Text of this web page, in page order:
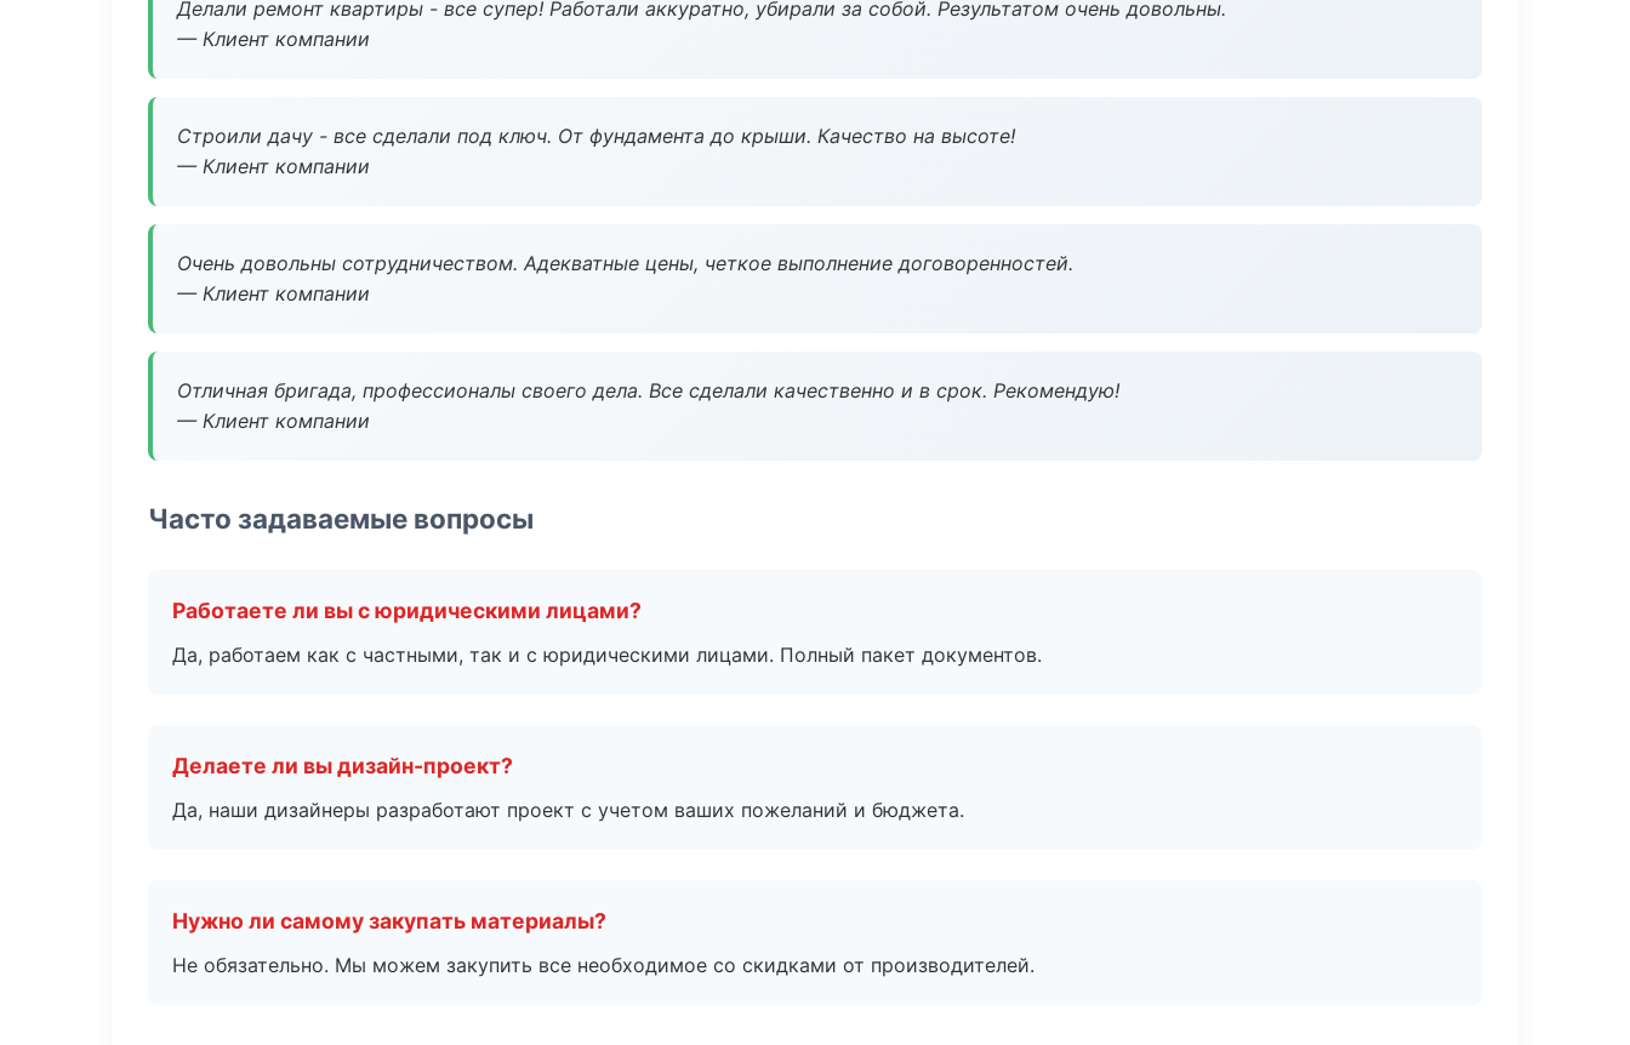
Делали ремонт квартиры - все супер! Работали аккуратно, убирали за собой. Результатом очень довольны.
— Клиент компании
Строили дачу - все сделали под ключ. От фундамента до крыши. Качество на высоте!
— Клиент компании
Очень довольны сотрудничеством. Адекватные цены, четкое выполнение договоренностей.
— Клиент компании
Отличная бригада, профессионалы своего дела. Все сделали качественно и в срок. Рекомендую!
— Клиент компании
Часто задаваемые вопросы
Работаете ли вы с юридическими лицами?
Да, работаем как с частными, так и с юридическими лицами. Полный пакет документов.
Делаете ли вы дизайн-проект?
Да, наши дизайнеры разработают проект с учетом ваших пожеланий и бюджета.
Нужно ли самому закупать материалы?
Не обязательно. Мы можем закупить все необходимое со скидками от производителей.